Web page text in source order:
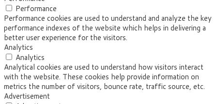
Performance
Performance cookies are used to understand and analyze the key
performance indexes of the website which helps in delivering a
better user experience for the visitors.
Analytics
Analytics
Analytical cookies are used to understand how visitors interact
with the website. These cookies help provide information on
metrics the number of visitors, bounce rate, traffic source, etc.
Advertisement